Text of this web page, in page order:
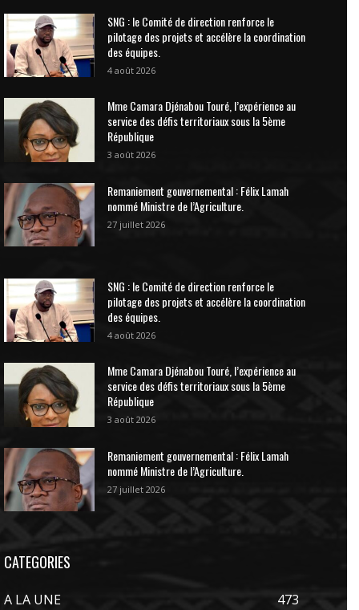
SNG : le Comité de direction renforce le
pilotage des projets et accélère la coordination
des équipes.
4 août 2026
Mme Camara Djénabou Touré, l’expérience au
service des défis territoriaux sous la 5ème
République
3 août 2026
Remaniement gouvernemental : Félix Lamah
nommé Ministre de l’Agriculture.
27 juillet 2026
SNG : le Comité de direction renforce le
pilotage des projets et accélère la coordination
des équipes.
4 août 2026
Mme Camara Djénabou Touré, l’expérience au
service des défis territoriaux sous la 5ème
République
3 août 2026
Remaniement gouvernemental : Félix Lamah
nommé Ministre de l’Agriculture.
27 juillet 2026
CATEGORIES
A LA UNE
473